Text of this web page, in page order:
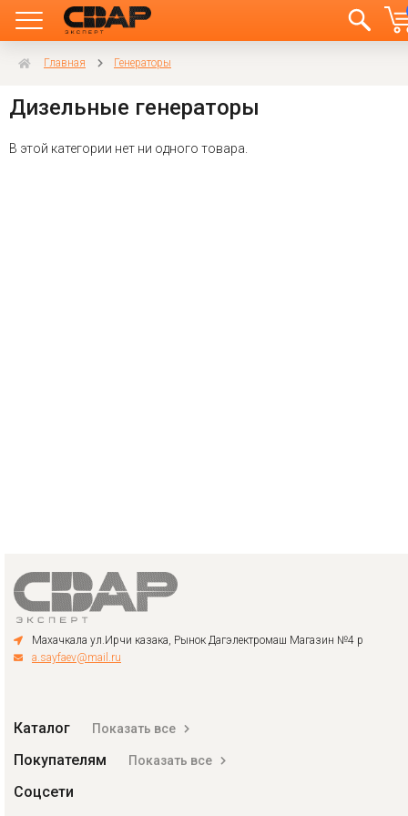
Главная Генераторы
Дизельные генераторы
В этой категории нет ни одного товара.
Махачкала ул.Ирчи казака, Рынок Дагэлектромаш Магазин №4 р
a.sayfaev@mail.ru
Каталог Показать все
Покупателям Показать все
Соцсети